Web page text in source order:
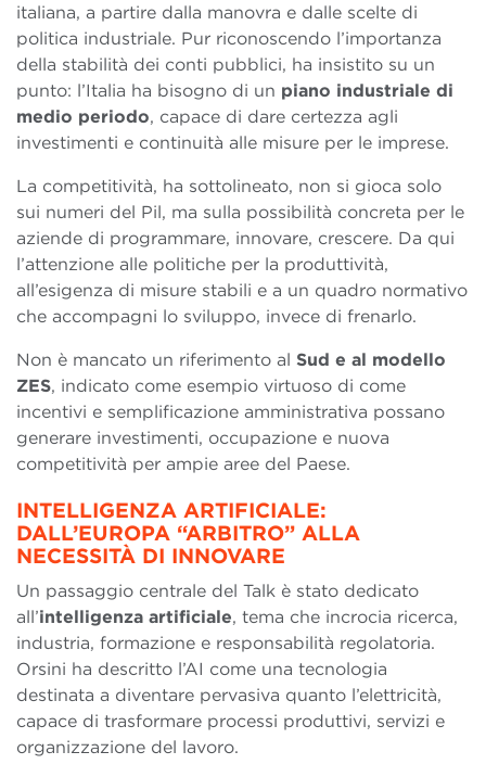
italiana, a partire dalla manovra e dalle scelte di
politica industriale. Pur riconoscendo l’importanza
della stabilità dei conti pubblici, ha insistito su un
punto: l’Italia ha bisogno di un piano industriale di
medio periodo, capace di dare certezza agli
investimenti e continuità alle misure per le imprese.
La competitività, ha sottolineato, non si gioca solo
sui numeri del Pil, ma sulla possibilità concreta per le
aziende di programmare, innovare, crescere. Da qui
l’attenzione alle politiche per la produttività,
all’esigenza di misure stabili e a un quadro normativo
che accompagni lo sviluppo, invece di frenarlo.
Non è mancato un riferimento al Sud e al modello
ZES, indicato come esempio virtuoso di come
incentivi e semplificazione amministrativa possano
generare investimenti, occupazione e nuova
competitività per ampie aree del Paese.
INTELLIGENZA ARTIFICIALE:
DALL’EUROPA “ARBITRO” ALLA
NECESSITÀ DI INNOVARE
Un passaggio centrale del Talk è stato dedicato
all’intelligenza artificiale, tema che incrocia ricerca,
industria, formazione e responsabilità regolatoria.
Orsini ha descritto l’AI come una tecnologia
destinata a diventare pervasiva quanto l’elettricità,
capace di trasformare processi produttivi, servizi e
organizzazione del lavoro.